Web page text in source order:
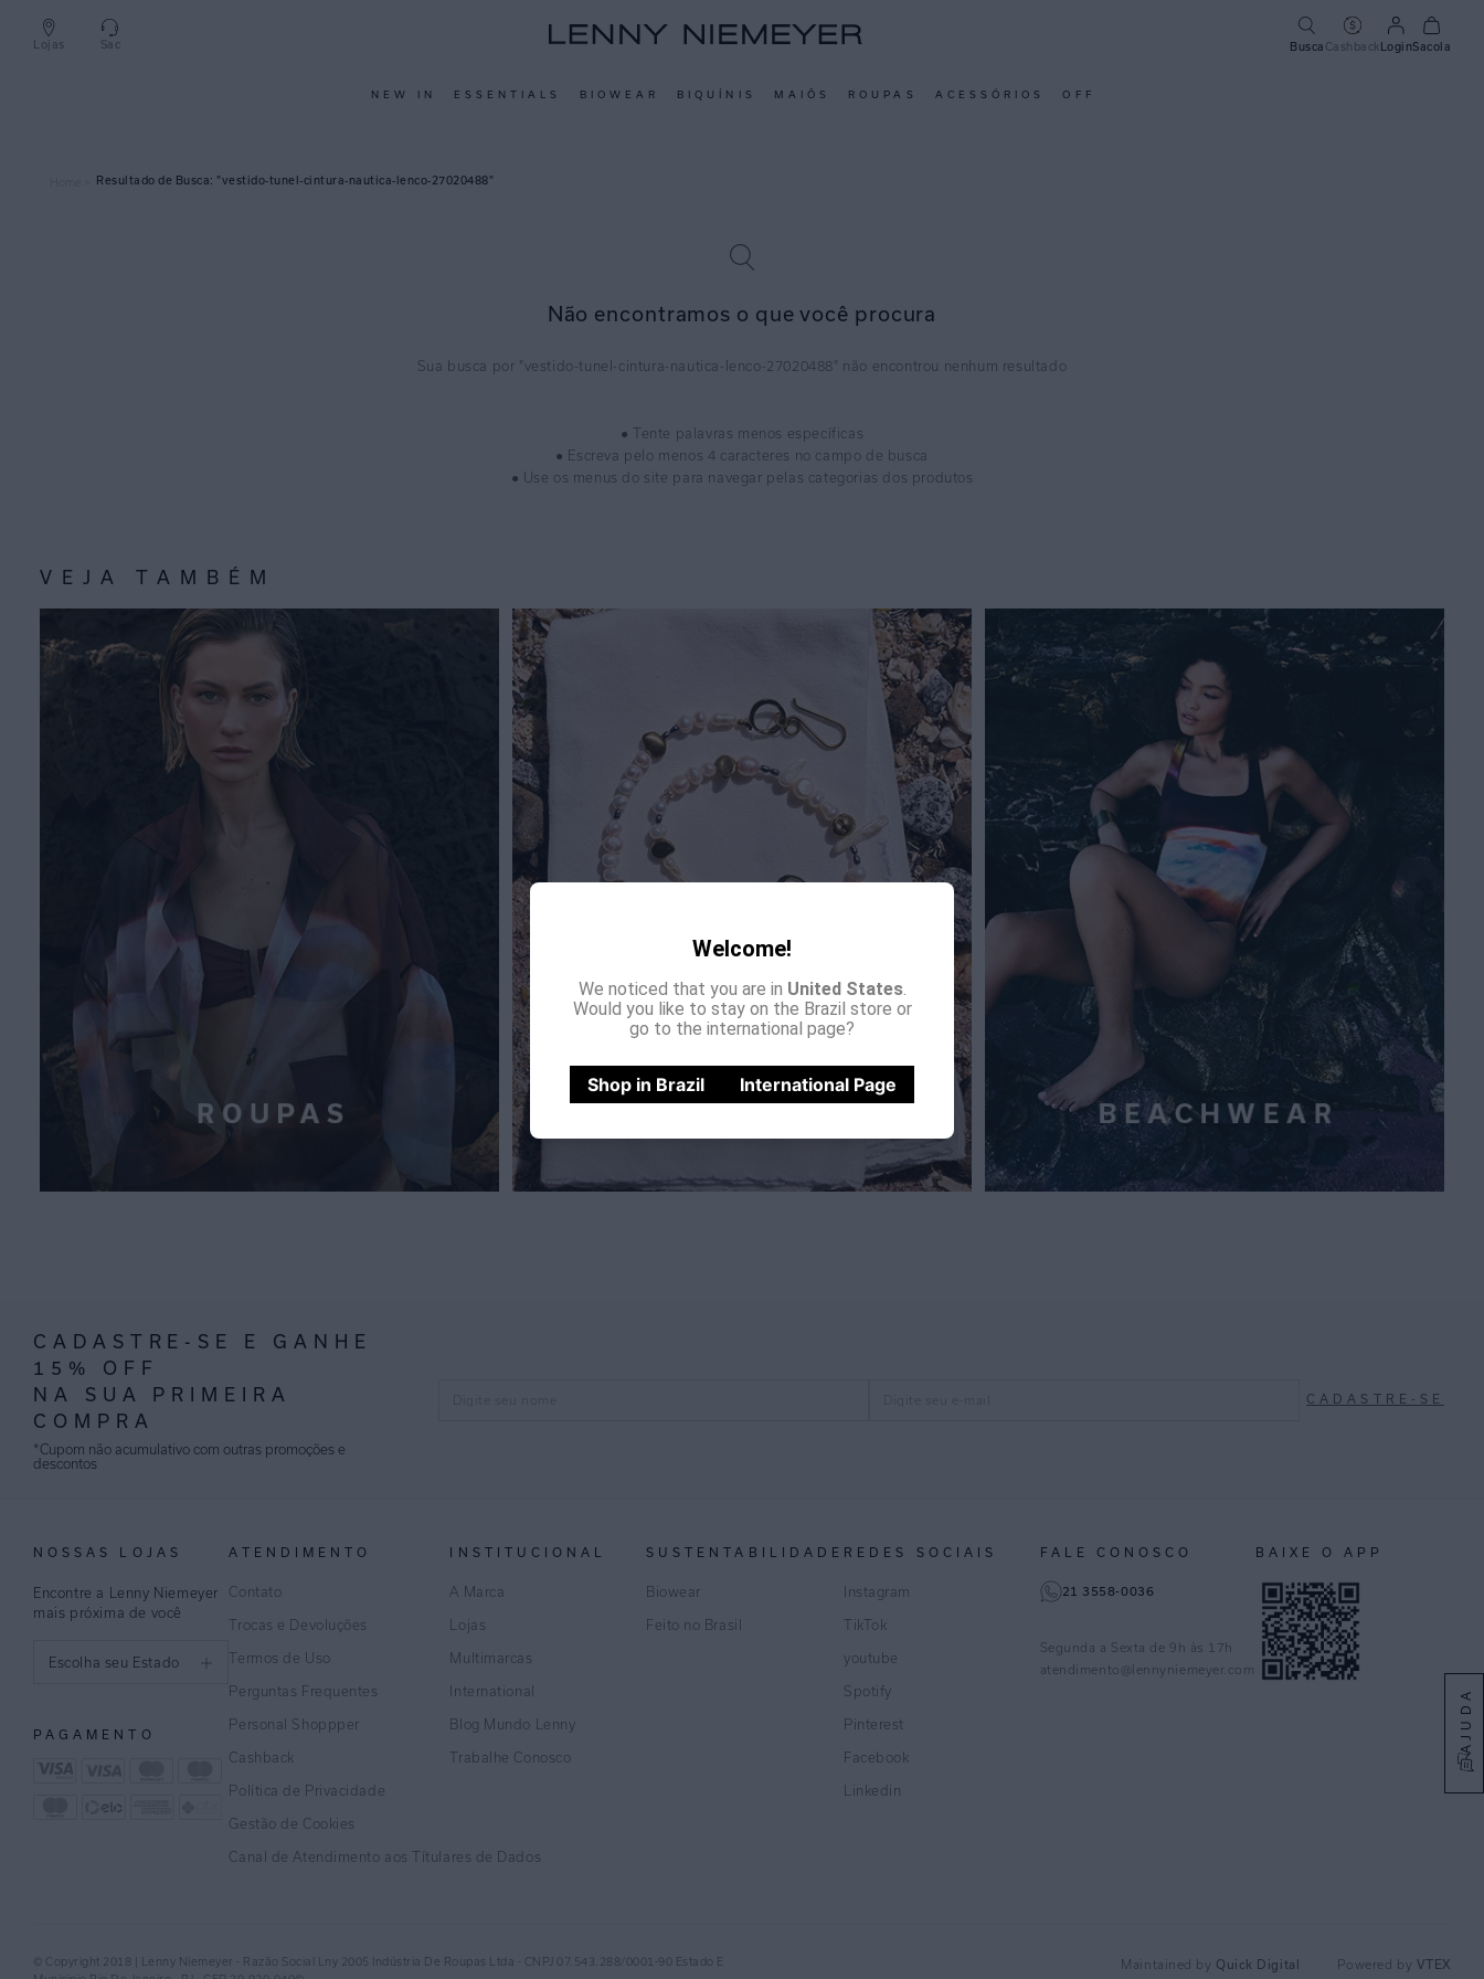
AJUDA
Lojas Sac Busca CashbackLoginSacola
NEW IN ESSENTIALS BIOWEAR BIQUÍNIS MAIÔS ROUPAS ACESSÓRIOS OFF
Welcome!
We noticed that you are in United States.
Would you like to stay on the Brazil store or
go to the international page?
Shop in Brazil International Page
vestido-tunel-cintura-nautica-lenco-27020488
Não encontramos o que você procura
vestido-tunel-cintura-nautica-lenco-27020488
● Tente palavras menos específicas
● Escreva pelo menos 4 caracteres no campo de busca
● Use os menus do site para navegar pelas categorias dos produtos
VEJA TAMBÉM
CADASTRE-SE E GANHE
15% OFF
NA SUA PRIMEIRA
COMPRA
*Cupom não acumulativo com outras promoções e
descontos
CADASTRE-SE
NOSSAS LOJAS
Encontre a Lenny Niemeyer
mais próxima de você
Escolha seu Estado
Distrito Federal
PAGAMENTO
ATENDIMENTO
Contato
Trocas e Devoluções
Termos de Uso
Perguntas Frequentes
Personal Shoppper
Cashback
Política de Privacidade
Gestão de Cookies
Canal de Atendimento aos Títulares de Dados
INSTITUCIONAL
A Marca
Lojas
Multimarcas
International
Blog Mundo Lenny
Trabalhe Conosco
SUSTENTABILIDADE
Biowear
Feito no Brasil
REDES SOCIAIS
Instagram
TikTok
youtube
Spotify
Pinterest
Facebook
Linkedin
FALE CONOSCO
21 3558-0036
Segunda a Sexta de 9h às 17h
atendimento@lennyniemeyer.com
BAIXE O APP
© Copyright 2018 | Lenny Niemeyer - Razão Social Lny 2005 Indústria De Roupas Ltda - CNPJ 07.543.288/0001-90 Estado E
Maintained by Quick Digital Powered by VTEX